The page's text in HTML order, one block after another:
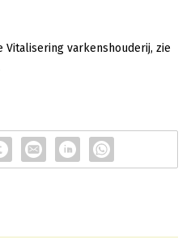
varkenshouderij, zie